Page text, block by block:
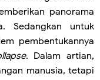
panorama
Sedangkan untuk
pembentukannya
. Dalam artian,
manusia, tetapi